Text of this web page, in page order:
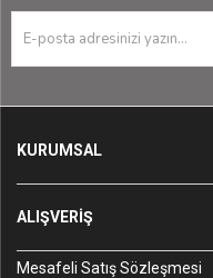
KURUMSAL
ALIŞVERİŞ
Mesafeli Satış Sözleşmesi